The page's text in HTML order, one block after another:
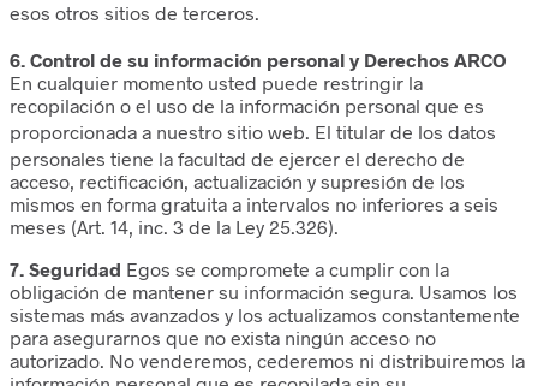
esos otros sitios de terceros.
6. Control de su información personal y Derechos ARCO
En cualquier momento usted puede restringir la
recopilación o el uso de la información personal que es
proporcionada a nuestro sitio web. El titular de los datos
personales tiene la facultad de ejercer el derecho de
acceso, rectificación, actualización y supresión de los
mismos en forma gratuita a intervalos no inferiores a seis
meses (Art. 14, inc. 3 de la Ley 25.326).
7. Seguridad Egos se compromete a cumplir con la
obligación de mantener su información segura. Usamos los
sistemas más avanzados y los actualizamos constantemente
para asegurarnos que no exista ningún acceso no
autorizado. No venderemos, cederemos ni distribuiremos la